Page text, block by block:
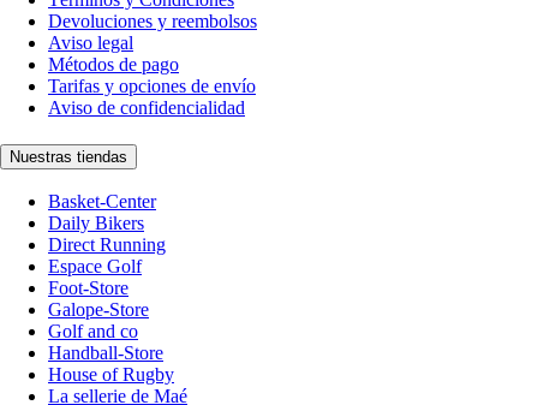
Devoluciones y reembolsos
Aviso legal
Métodos de pago
Tarifas y opciones de envío
Aviso de confidencialidad
Nuestras tiendas
Basket-Center
Daily Bikers
Direct Running
Espace Golf
Foot-Store
Galope-Store
Golf and co
Handball-Store
House of Rugby
La sellerie de Maé